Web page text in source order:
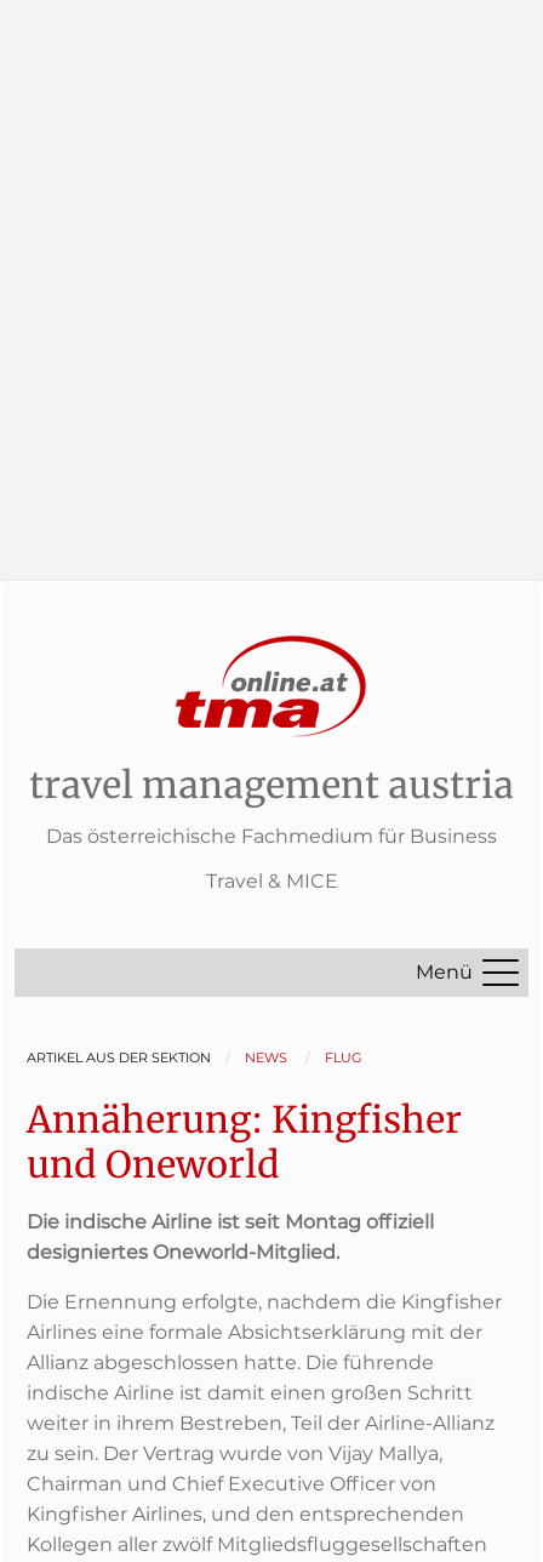
travel management austria
Das österreichische Fachmedium für Business
Travel & MICE
Menü
ARTIKEL AUS DER SEKTION NEWS FLUG
Annäherung: Kingfisher
und Oneworld
Die indische Airline ist seit Montag offiziell
designiertes Oneworld-Mitglied.
Die Ernennung erfolgte, nachdem die Kingfisher
Airlines eine formale Absichtserklärung mit der
Allianz abgeschlossen hatte. Die führende
indische Airline ist damit einen großen Schritt
weiter in ihrem Bestreben, Teil der Airline-Allianz
zu sein. Der Vertrag wurde von Vijay Mallya,
Chairman und Chief Executive Officer von
Kingfisher Airlines, und den entsprechenden
Kollegen aller zwölf Mitgliedsfluggesellschaften